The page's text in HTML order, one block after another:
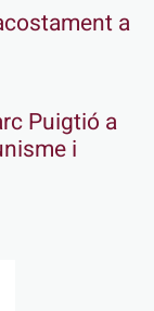
a
Puigtió a
i